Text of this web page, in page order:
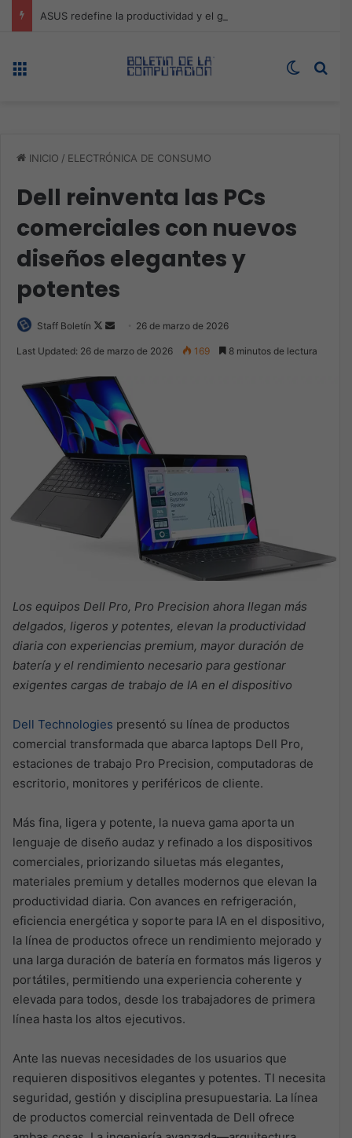
Switch
INICIO / ELECTRÓNICA DE CONSUMO
Dell reinventa las PCs
comerciales con nuevos
diseños elegantes y
potentes
Staff Boletín
Follow
Send 26 de marzo de 2026
Last Updated: 26 de marzo de 2026 169 8 minutos de lectura
Los equipos Dell Pro, Pro Precision ahora llegan más
delgados, ligeros y potentes, elevan la productividad
diaria con experiencias premium, mayor duración de
batería y el rendimiento necesario para gestionar
exigentes cargas de trabajo de IA en el dispositivo
Dell Technologies presentó su línea de productos
comercial transformada que abarca laptops Dell Pro,
estaciones de trabajo Pro Precision, computadoras de
escritorio, monitores y periféricos de cliente.
Más fina, ligera y potente, la nueva gama aporta un
lenguaje de diseño audaz y refinado a los dispositivos
comerciales, priorizando siluetas más elegantes,
materiales premium y detalles modernos que elevan la
productividad diaria. Con avances en refrigeración,
eficiencia energética y soporte para IA en el dispositivo,
la línea de productos ofrece un rendimiento mejorado y
una larga duración de batería en formatos más ligeros y
portátiles, permitiendo una experiencia coherente y
elevada para todos, desde los trabajadores de primera
línea hasta los altos ejecutivos.
Ante las nuevas necesidades de los usuarios que
requieren dispositivos elegantes y potentes. TI necesita
seguridad, gestión y disciplina presupuestaria. La línea
de productos comercial reinventada de Dell ofrece